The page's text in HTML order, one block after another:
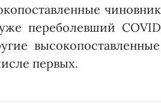
переболевший
первых.